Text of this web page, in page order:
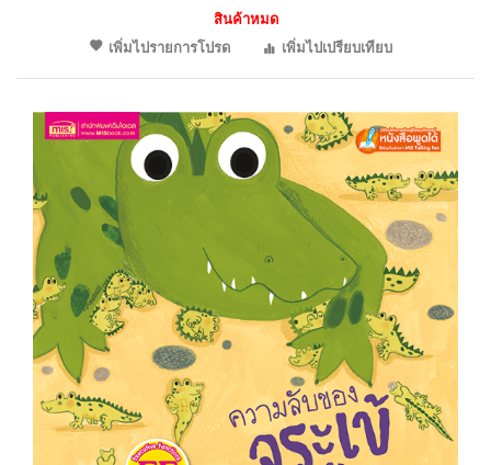
สินค้าหมด
เพิ่มไปรายการโปรด
เพิ่มไปเปรียบเทียบ